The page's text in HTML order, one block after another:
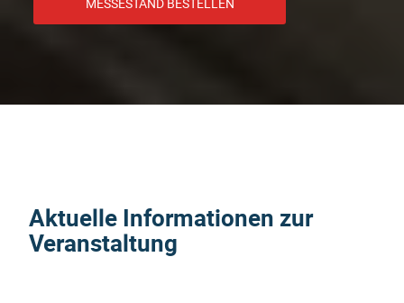
Aktuelle Informationen zur
Veranstaltung